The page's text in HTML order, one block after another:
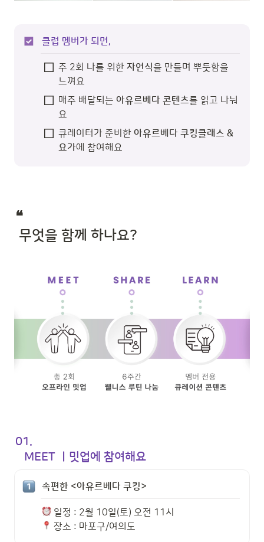
클럽 멤버가 되면,
주 2회 나를 위한 자연식을 만들며 뿌듯함을
느껴요
매주 배달되는 아유르베다 콘텐츠를 읽고 나눠
요
큐레이터가 준비한 아유르베다 쿠킹클래스 &
요가에 참여해요
❝
무엇을 함께 하나요?
01.
   MEET ㅣ밋업에 참여해요
속편한 <아유르베다 쿠킹>
장소 : 마포구/여의도